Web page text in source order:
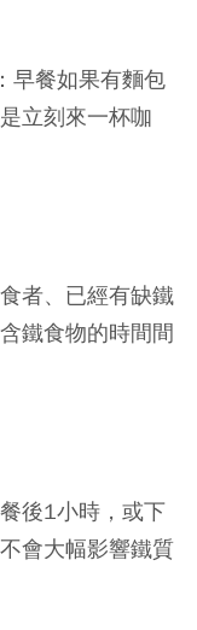
早餐如果有麵包
立刻來一杯咖
者、已經有缺鐵
鐵食物的時間間
後1小時，或下
會大幅影響鐵質